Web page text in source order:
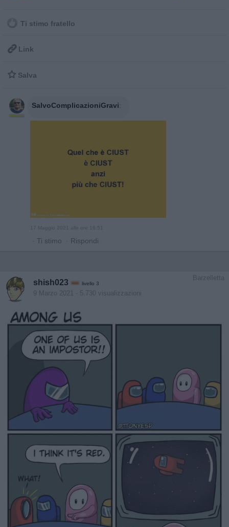
Ti stimo fratello
 Link
 Salva
SalvoComplicazioniGravi:
17 Maggio 2021 alle ore 16:51
· Ti stimo · Rispondi
Barzelletta
shish023 livello 3
9 Marzo 2021 - 5.730 visualizzazioni